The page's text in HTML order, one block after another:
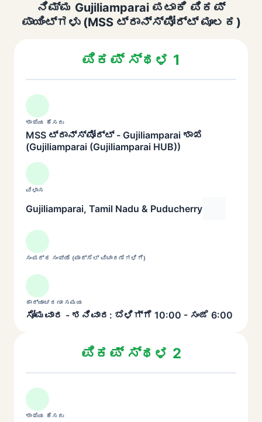
ನಿಮ್ಮ Gujiliamparai ಪಟಾಕಿ ಪಿಕಪ್
ಪಾಯಿಂಟ್‌ಗಳು (MSS ಟ್ರಾನ್ಸ್‌ಪೋರ್ಟ್ ಮೂಲಕ)
ಪಿಕಪ್ ಸ್ಥಳ 1
ಶಾಖೆಯ ಹೆಸರು
MSS ಟ್ರಾನ್ಸ್‌ಪೋರ್ಟ್ - Gujiliamparai ಶಾಖೆ
(Gujiliamparai (Gujiliamparai HUB))
ವಿಳಾಸ
Gujiliamparai, Tamil Nadu & Puducherry
ಸಂಪರ್ಕ ಸಂಖ್ಯೆ (ಪಾರ್ಸೆಲ್ ವಿಚಾರಣೆಗಳಿಗೆ)
ಕಾರ್ಯಾಚರಣಾ ಸಮಯ
ಸೋಮವಾರ - ಶನಿವಾರ: ಬೆಳಿಗ್ಗೆ 10:00 - ಸಂಜೆ 6:00
ಪಿಕಪ್ ಸ್ಥಳ 2
ಶಾಖೆಯ ಹೆಸರು